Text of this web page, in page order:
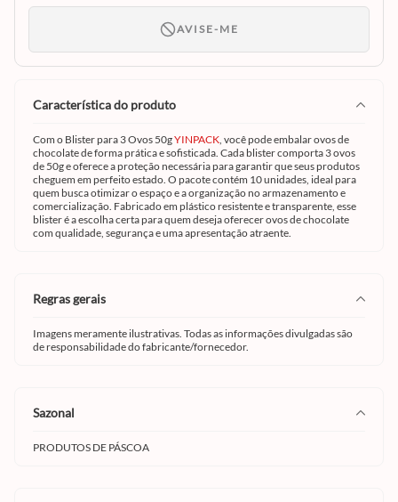
AVISE-ME
característica do produto
Com o Blister para 3 Ovos 50gYINPACK , você pode embalar ovos de
chocolate de forma prática e sofisticada. Cada blister comporta 3 ovos
de 50g e oferece a proteção necessária para garantir que seus produtos
cheguem em perfeito estado. O pacote contém 10 unidades, ideal para
quem busca otimizar o espaço e a organização no armazenamento e
comercialização. Fabricado em plástico resistente e transparente, esse
blister é a escolha certa para quem deseja oferecer ovos de chocolate
com qualidade, segurança e uma apresentação atraente.
regras gerais
Imagens meramente ilustrativas. Todas as informações divulgadas são
de responsabilidade do fabricante/fornecedor.
sazonal
PRODUTOS DE PÁSCOA